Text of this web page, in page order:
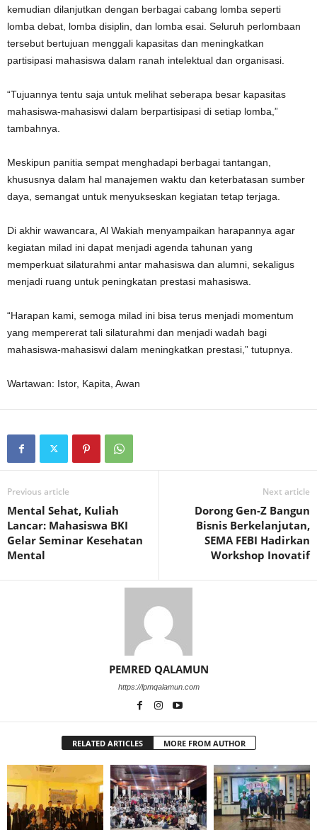
kemudian dilanjutkan dengan berbagai cabang lomba seperti
lomba debat, lomba disiplin, dan lomba esai. Seluruh perlombaan
tersebut bertujuan menggali kapasitas dan meningkatkan
partisipasi mahasiswa dalam ranah intelektual dan organisasi.
“Tujuannya tentu saja untuk melihat seberapa besar kapasitas
mahasiswa-mahasiswi dalam berpartisipasi di setiap lomba,”
tambahnya.
Meskipun panitia sempat menghadapi berbagai tantangan,
khususnya dalam hal manajemen waktu dan keterbatasan sumber
daya, semangat untuk menyukseskan kegiatan tetap terjaga.
Di akhir wawancara, Al Wakiah menyampaikan harapannya agar
kegiatan milad ini dapat menjadi agenda tahunan yang
memperkuat silaturahmi antar mahasiswa dan alumni, sekaligus
menjadi ruang untuk peningkatan prestasi mahasiswa.
“Harapan kami, semoga milad ini bisa terus menjadi momentum
yang mempererat tali silaturahmi dan menjadi wadah bagi
mahasiswa-mahasiswi dalam meningkatkan prestasi,” tutupnya.
Wartawan: Istor, Kapita, Awan
Previous article
Mental Sehat, Kuliah
Lancar: Mahasiswa BKI
Gelar Seminar Kesehatan
Mental
Next article
Dorong Gen-Z Bangun
Bisnis Berkelanjutan,
SEMA FEBI Hadirkan
Workshop Inovatif
PEMRED QALAMUN
https://lpmqalamun.com
RELATED ARTICLES MORE FROM AUTHOR